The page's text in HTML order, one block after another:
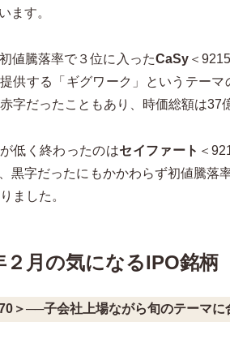
ます。
値騰落率で３位に入ったCaSy＜
供する「ギグワーク」というテー
字だったこともあり、時価総額は37
低く終わったのはセイファート ＜
黒字だったにもかかわらず初値騰落
ました。
２月の気になるIPO銘柄
＞──子会社上場ながら旬のテーマに